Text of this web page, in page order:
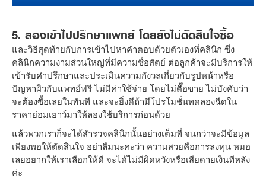
5. ลองเข้าไปปรึกษาแพทย์ โดยยังไม่ตัดสินใจซื้อ
และวิธีสุดท้ายกับการเข้าไปหาคำตอบด้วยตัวเองที่คลินิก ซึ่ง
คลินิกความงามส่วนใหญ่ที่มีความซื่อสัตย์ ต่อลูกค้าจะมีบริการให้
เข้ารับคำปรึกษาและประเมินความกังวลเกี่ยวกับรูปหน้าหรือ
ปัญหาผิวกับแพทย์ฟรี ไม่มีค่าใช้จ่าย โดยไม่ตื๊อขาย ไม่บังคับว่า
จะต้องซื้อเลยในทันที และจะยิ่งดีถ้ามีโปรโมชั่นทดลองฉีดใน
ราคาย่อมเยาว์มาให้ลองใช้บริการก่อนด้วย
แล้วพวกเราก็จะได้สำรวจคลินิกนั้นอย่างเต็มที่ จนกว่าจะมีข้อมูล
เพียงพอให้ตัดสินใจ อย่าลืมนะคะว่า ความสวยคือการลงทุน หมอ
เลยอยากให้เราเลือกให้ดี จะได้ไม่มีผิดหวังหรือเสียดายเงินทีหลัง
ค่ะ